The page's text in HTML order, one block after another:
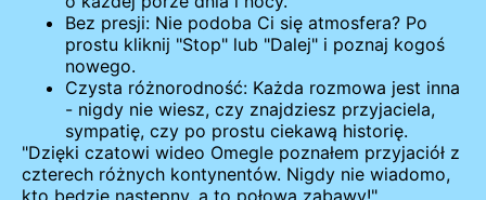
Bez presji: Nie podoba Ci się atmosfera? Po
prostu kliknij "Stop" lub "Dalej" i poznaj kogoś
nowego.
Czysta różnorodność: Każda rozmowa jest inna
- nigdy nie wiesz, czy znajdziesz przyjaciela,
sympatię, czy po prostu ciekawą historię.
"Dzięki czatowi wideo Omegle poznałem przyjaciół z
czterech różnych kontynentów. Nigdy nie wiadomo,